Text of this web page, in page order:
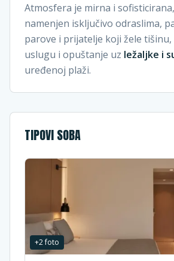
Atmosfera je mirna i
namenjen isključivo odraslima,
parove i prijatelje koji žele
uslugu i opuštanje uz ležaljke i
uređenoj plaži.
TIPOVI SOBA
+2foto